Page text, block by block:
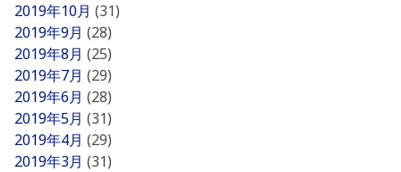
2019年10月 (31)
2019年9月 (28)
2019年8月 (25)
2019年7月 (29)
2019年6月 (28)
2019年5月 (31)
2019年4月 (29)
2019年3月 (31)